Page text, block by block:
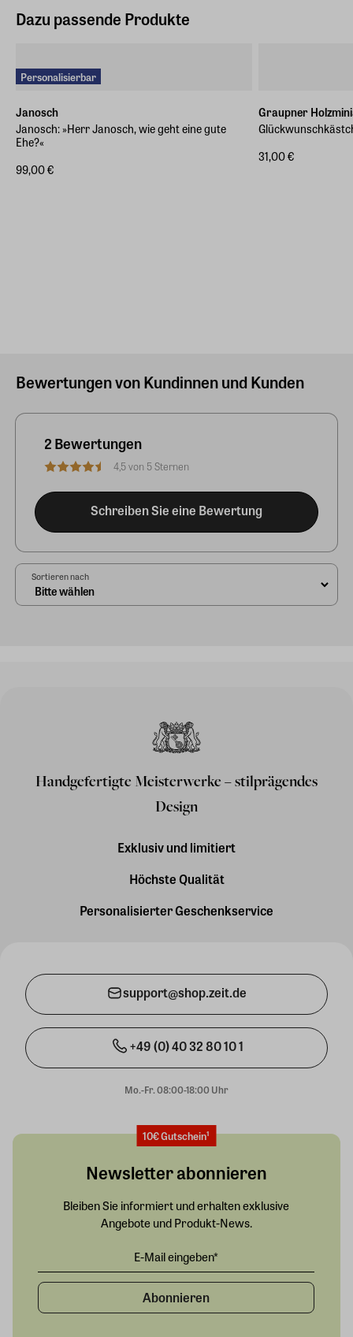
Dazu passende Produkte
Personalisierbar
Janosch
Janosch: »Herr Janosch, wie geht eine gute
Ehe?«
99,00 €
Graupner
31,00 €
Bewertungen von Kundinnen und Kunden
2 Bewertungen
4,5 von 5 Sternen
Schreiben Sie eine Bewertung
Sortieren nach
Handgefertigte Meisterwerke – stilprägendes
Design
Exklusiv und limitiert
Höchste Qualität
Personalisierter Geschenkservice
support@shop.zeit.de
+49 (0) 40 32 80 10 1
Mo.-Fr. 08:00-18:00 Uhr
10€ Gutschein¹
Newsletter abonnieren
Bleiben Sie informiert und erhalten exklusive
Angebote und Produkt-News.
Abonnieren